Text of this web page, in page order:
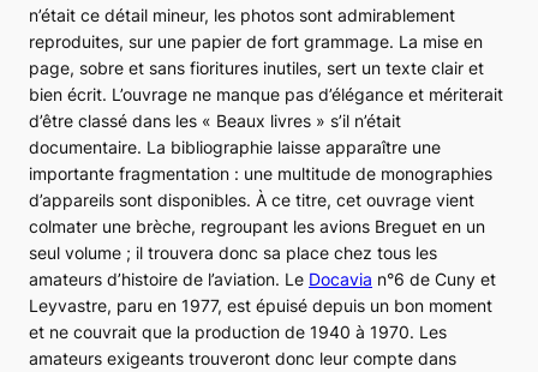
n’était ce détail mineur, les photos sont admirablement
reproduites, sur une papier de fort grammage. La mise en
page, sobre et sans fioritures inutiles, sert un texte clair et
bien écrit. L’ouvrage ne manque pas d’élégance et mériterait
d’être classé dans les « Beaux livres » s’il n’était
documentaire. La bibliographie laisse apparaître une
importante fragmentation : une multitude de monographies
d’appareils sont disponibles. À ce titre, cet ouvrage vient
colmater une brèche, regroupant les avions Breguet en un
seul volume ; il trouvera donc sa place chez tous les
amateurs d’histoire de l’aviation. Le Docavia n°6 de Cuny et
Leyvastre, paru en 1977, est épuisé depuis un bon moment
et ne couvrait que la production de 1940 à 1970. Les
amateurs exigeants trouveront donc leur compte dans